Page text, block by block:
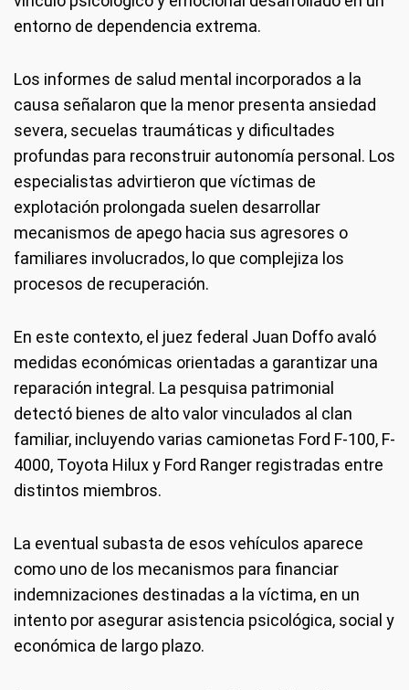
entorno de dependencia extrema.
Los informes de salud mental incorporados a la
causa señalaron que la menor presenta ansiedad
severa, secuelas traumáticas y dificultades
profundas para reconstruir autonomía personal. Los
especialistas advirtieron que víctimas de
explotación prolongada suelen desarrollar
mecanismos de apego hacia sus agresores o
familiares involucrados, lo que complejiza los
procesos de recuperación.
En este contexto, el juez federal Juan Doffo avaló
medidas económicas orientadas a garantizar una
reparación integral. La pesquisa patrimonial
detectó bienes de alto valor vinculados al clan
familiar, incluyendo varias camionetas Ford F-100, F-
4000, Toyota Hilux y Ford Ranger registradas entre
distintos miembros.
La eventual subasta de esos vehículos aparece
como uno de los mecanismos para financiar
indemnizaciones destinadas a la víctima, en un
intento por asegurar asistencia psicológica, social y
económica de largo plazo.